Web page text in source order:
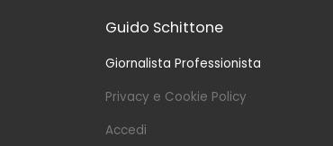
Guido Schittone
Giornalista Professionista
Privacy e Cookie Policy
Accedi